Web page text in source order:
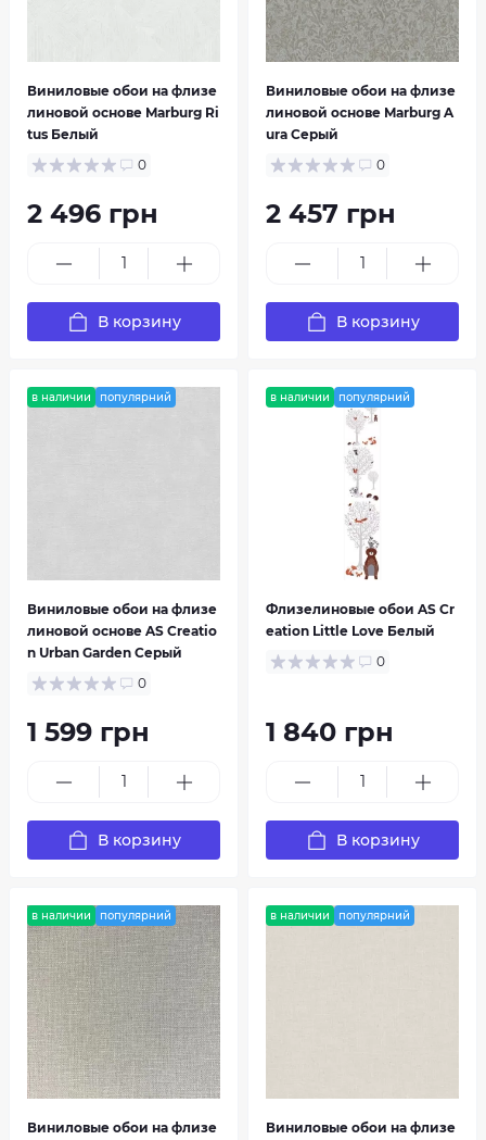
P+S International Portofino
RASCH
Sirpi
Виниловые обои на флизе
линовой основе Marburg Ri
tus Белый
0
2 496 грн
В корзину
Виниловые обои на флизе
линовой основе Marburg A
ura Серый
0
2 457 грн
В корзину
в наличии популярний
Виниловые обои на флизе
линовой основе AS Creatio
n Urban Garden Серый
0
1 599 грн
В корзину
в наличии популярний
Флизелиновые обои AS Cr
eation Little Love Белый
0
1 840 грн
В корзину
в наличии популярний
Виниловые обои на флизе
в наличии популярний
Виниловые обои на флизе